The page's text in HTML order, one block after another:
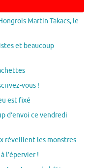
Martin Takacs, le
et beaucoup
vous !
est fixé
d’envoi ce vendredi
réveillent les monstres
l’épervier !